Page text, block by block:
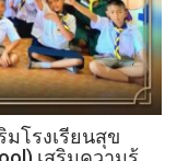
มโรงเรียนสุข